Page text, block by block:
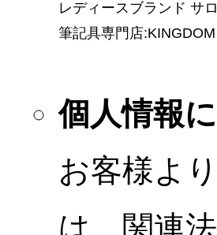
レディースブランド サ
筆記具専門店
個人情報
お客様よ
は、関連